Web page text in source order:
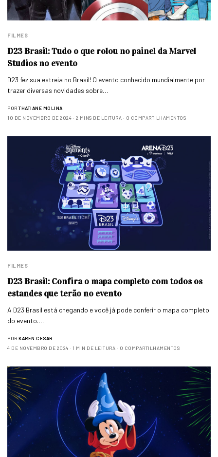
FILMES
D23 Brasil: Tudo o que rolou no painel da Marvel
Studios no evento
D23 fez sua estreia no Brasil! O evento conhecido mundialmente por
trazer diversas novidades sobre…
POR THATIANE MOLINA
10 DE NOVEMBRO DE 2024
2 MINS DE LEITURA 0 COMPARTILHAMENTOS
FILMES
D23 Brasil: Confira o mapa completo com todos os
estandes que terão no evento
A D23 Brasil está chegando e você já pode conferir o mapa completo
do evento.…
POR KAREN CESAR
4 DE NOVEMBRO DE 2024
1 MIN DE LEITURA 0 COMPARTILHAMENTOS